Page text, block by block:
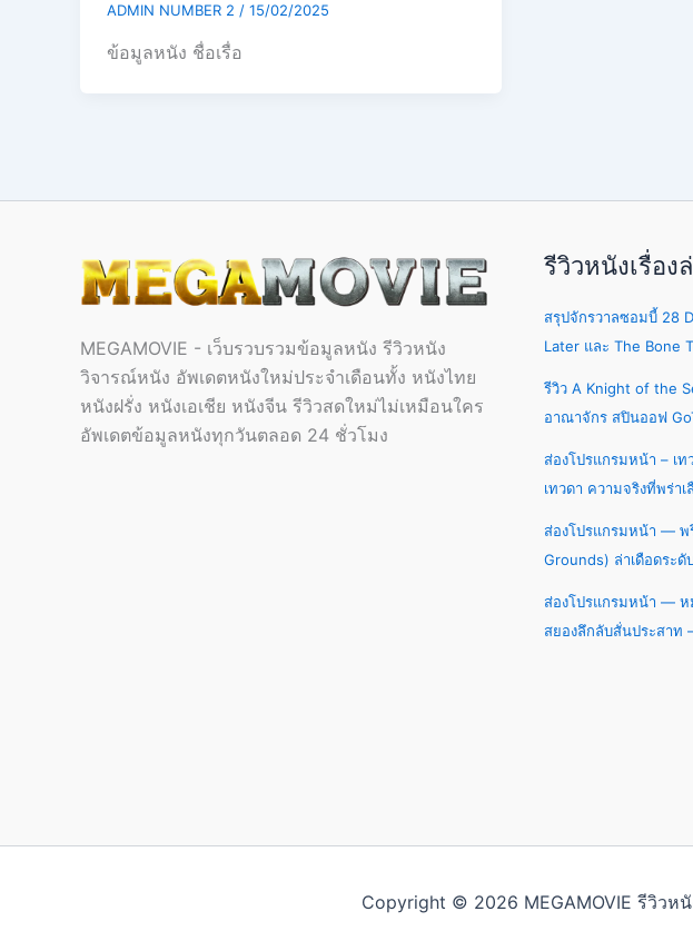
ADMIN NUMBER 2 / 15/02/2025
ข้อมูลหนัง ชื่อเรื่อ
MEGAMOVIE - เว็บรวบรวมข้อมูลหนัง รีวิวหนัง
วิจารณ์หนัง อัพเดตหนังใหม่ประจำเดือนทั้ง หนังไทย
หนังฝรั่ง หนังเอเชีย หนังจีน รีวิวสดใหม่ไม่เหมือนใคร
อัพเดตข้อมูลหนังทุกวันตลอด 24 ชั่วโมง
รีวิวหนังเรื่อง
สรุปจักรวาลซอมบี้ 28
Later และ The Bone
รีวิว A Knight of the
อาณาจักร สปินออฟ
ส่องโปรแกรมหน้า – เ
เทวดา ความจริงที่พร่
ส่องโปรแกรมหน้า — พ
Grounds) ล่าเดือดระ
ส่องโปรแกรมหน้า — ห
สยองลึกลับสั่นประสา
Copyright © 2026 MEGAMOVIE รีวิว